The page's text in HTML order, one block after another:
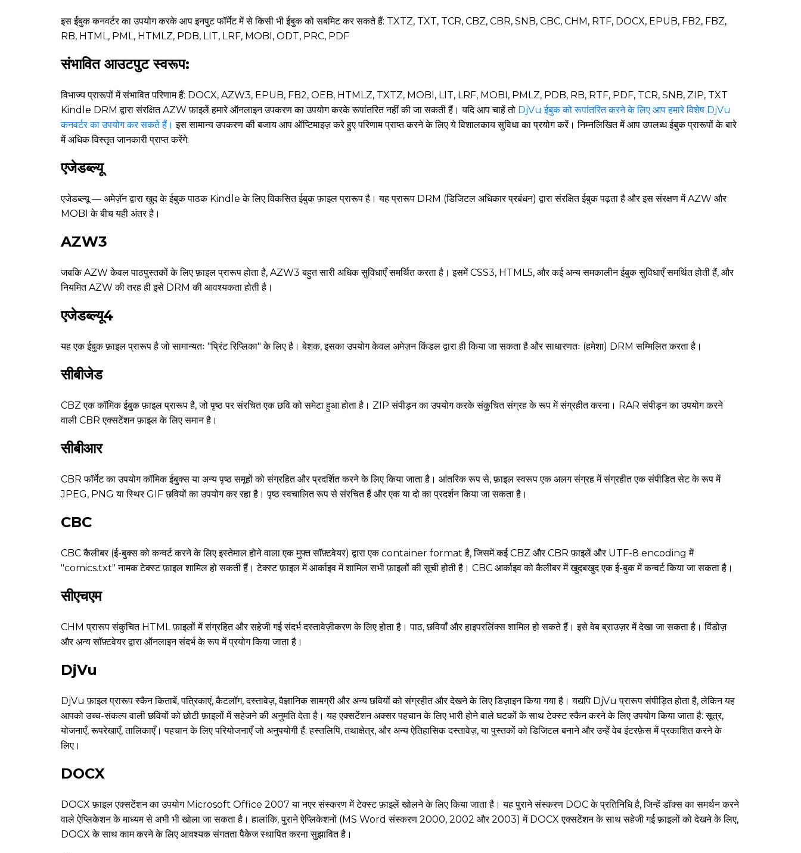
इस ईबुक कनवर्टर का उपयोग करके आप इनपुट फॉर्मेट में से किसी भी ईबुक को सबमिट कर सकते हैं: TXTZ, TXT, TCR, CBZ, CBR, SNB, CBC, CHM, RTF, DOCX, EPUB, FB2, FBZ,
RB, HTML, PML, HTMLZ, PDB, LIT, LRF, MOBI, ODT, PRC, PDF
संभावित आउटपुट स्वरूप:
विभाज्य प्रारूपों में संभावित परिणाम हैं: DOCX, AZW3, EPUB, FB2, OEB, HTMLZ, TXTZ, MOBI, LIT, LRF, MOBI, PMLZ, PDB, RB, RTF, PDF, TCR, SNB, ZIP, TXT
Kindle DRM द्वारा संरक्षित AZW फ़ाइलें हमारे ऑनलाइन उपकरण का उपयोग करके रूपांतरित नहीं की जा सकती हैं। यदि आप चाहें तो DjVu ईबुक को रूपांतरित करने के लिए आप हमारे विशेष DjVu
कनवर्टर का उपयोग कर सकते हैं। इस सामान्य उपकरण की बजाय आप ऑप्टिमाइज़ करे हुए परिणाम प्राप्त करने के लिए ये विशालकाय सुविधा का प्रयोग करें। निम्नलिखित में आप उपलब्ध ईबुक प्रारूपों के बारे
में अधिक विस्तृत जानकारी प्राप्त करेंगे:
एजेडब्ल्यू
एजेडब्ल्यू — अमेज़ॅन द्वारा खुद के ईबुक पाठक Kindle के लिए विकसित ईबुक फ़ाइल प्रारूप है। यह प्रारूप DRM (डिजिटल अधिकार प्रबंधन) द्वारा संरक्षित ईबुक पढ़ता है और इस संरक्षण में AZW और
MOBI के बीच यही अंतर है।
AZW3
जबकि AZW केवल पाठपुस्तकों के लिए फ़ाइल प्रारूप होता है, AZW3 बहुत सारी अधिक सुविधाएँ समर्थित करता है। इसमें CSS3, HTML5, और कई अन्य समकालीन ईबुक सुविधाएँ समर्थित होती हैं, और
नियमित AZW की तरह ही इसे DRM की आवश्यकता होती है।
एजेडब्ल्यू4
यह एक ईबुक फ़ाइल प्रारूप है जो सामान्यतः "प्रिंट रिप्लिका" के लिए है। बेशक, इसका उपयोग केवल अमेज़न किंडल द्वारा ही किया जा सकता है और साधारणतः (हमेशा) DRM सम्मिलित करता है।
सीबीजेड
CBZ एक कॉमिक ईबुक फ़ाइल प्रारूप है, जो पृष्ठ पर संरचित एक छवि को समेटा हुआ होता है। ZIP संपीड़न का उपयोग करके संकुचित संग्रह के रूप में संग्रहीत करना। RAR संपीड़न का उपयोग करने
वाली CBR एक्सटेंशन फ़ाइल के लिए समान है।
सीबीआर
CBR फॉर्मेट का उपयोग कॉमिक ईबुक्स या अन्य पृष्ठ समूहों को संग्रहित और प्रदर्शित करने के लिए किया जाता है। आंतरिक रूप से, फ़ाइल स्वरूप एक अलग संग्रह में संग्रहीत एक संपीडित सेट के रूप में
JPEG, PNG या स्थिर GIF छवियों का उपयोग कर रहा है। पृष्ठ स्वचालित रूप से संरचित हैं और एक या दो का प्रदर्शन किया जा सकता है।
CBC
CBC कैलीबर (ई-बुक्स को कन्वर्ट करने के लिए इस्तेमाल होने वाला एक मुफ्त सॉफ़्टवेयर) द्वारा एक container format है, जिसमें कई CBZ और CBR फ़ाइलें और UTF-8 encoding में
"comics.txt" नामक टेक्स्ट फ़ाइल शामिल हो सकती हैं। टेक्स्ट फ़ाइल में आर्काइव में शामिल सभी फ़ाइलों की सूची होती है। CBC आर्काइव को कैलीबर में खुदबखुद एक ई-बुक में कन्वर्ट किया जा सकता है।
सीएचएम
CHM प्रारूप संकुचित HTML फ़ाइलों में संग्रहित और सहेजी गई संदर्भ दस्तावेज़ीकरण के लिए होता है। पाठ, छवियाँ और हाइपरलिंक्स शामिल हो सकते हैं। इसे वेब ब्राउज़र में देखा जा सकता है। विंडोज़
और अन्य सॉफ़्टवेयर द्वारा ऑनलाइन संदर्भ के रूप में प्रयोग किया जाता है।
DjVu
DjVu फ़ाइल प्रारूप स्कैन किताबें, पत्रिकाएं, कैटलॉग, दस्तावेज़, वैज्ञानिक सामग्री और अन्य छवियों को संग्रहीत और देखने के लिए डिज़ाइन किया गया है। यद्यपि DjVu प्रारूप संपीड़ित होता है, लेकिन यह
आपको उच्च-संकल्प वाली छवियों को छोटी फ़ाइलों में सहेजने की अनुमति देता है। यह एक्सटेंशन अक्सर पहचान के लिए भारी होने वाले घटकों के साथ टेक्स्ट स्कैन करने के लिए उपयोग किया जाता है: सूत्र,
योजनाएँ, रूपरेखाएँ, तालिकाएँ। पहचान के लिए परियोजनाएँ जो अनुपयोगी हैं: हस्तलिपि, तथाक्षेत्र, और अन्य ऐतिहासिक दस्तावेज़, या पुस्तकों को डिजिटल बनाने और उन्हें वेब इंटरफ़ेस में प्रकाशित करने के
लिए।
DOCX
DOCX फ़ाइल एक्सटेंशन का उपयोग Microsoft Office 2007 या नएर संस्करण में टेक्स्ट फ़ाइलें खोलने के लिए किया जाता है। यह पुराने संस्करण DOC के प्रतिनिधि है, जिन्हें डॉक्स का समर्थन करने
वाले ऐप्लिकेशन के माध्यम से अभी भी खोला जा सकता है। हालांकि, पुराने ऐप्लिकेशनों (MS Word संस्करण 2000, 2002 और 2003) में DOCX एक्सटेंशन के साथ सहेजी गई फ़ाइलों को देखने के लिए,
DOCX के साथ काम करने के लिए आवश्यक संगतता पैकेज स्थापित करना सुझावित है।